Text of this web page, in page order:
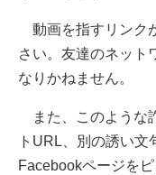
動画を指すリンク
さい。友達のネット
なりかねません。
また、このような
トURL、別の誘い文
Facebookページを